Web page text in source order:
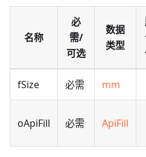
名称
必
需/
可选
数据
类型
fSize 必需 mm
oApiFill 必需 ApiFill